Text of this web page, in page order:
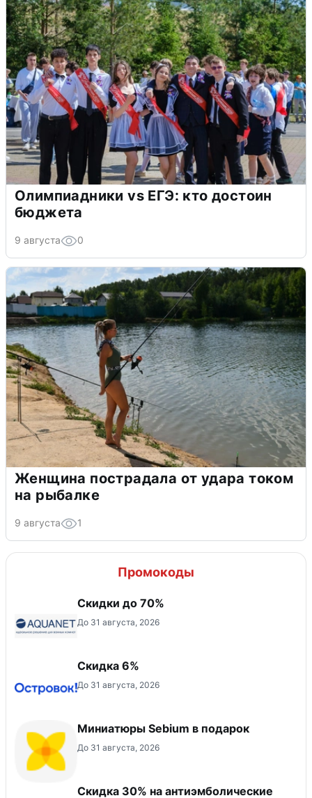
Олимпиадники vs ЕГЭ: кто достоин
бюджета
9 августа 0
Женщина пострадала от удара током
на рыбалке
9 августа 1
Промокоды
Скидки до 70%
До 31 августа, 2026
Скидка 6%
До 31 августа, 2026
Миниатюры Sebium в подарок
До 31 августа, 2026
Скидка 30% на антиэмболические